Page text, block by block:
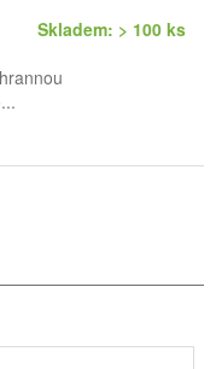
Skladem: > 100 ks